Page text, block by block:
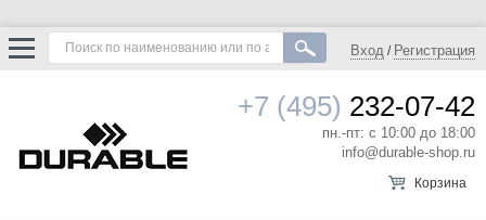
Вход / Регистрация
+7 (495) 232-07-42
пн.-пт: с 10:00 до 18:00
info@durable-shop.ru
Корзина